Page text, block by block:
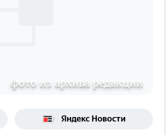
фото из архива редакции